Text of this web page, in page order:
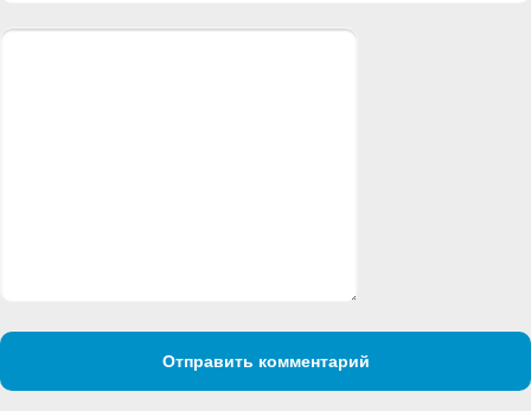
Отправить комментарий